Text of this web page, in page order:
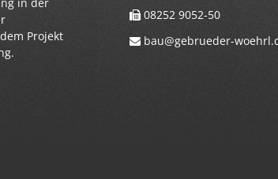
Projekt
08252 9052-50
bau@gebrueder-